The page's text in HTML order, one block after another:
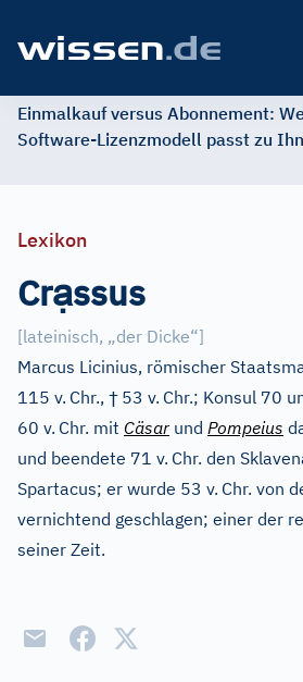
Einmalkauf versus Abonnement:
Software-Lizenzmodell passt zu
Lexikon
Crạssus
[lateinisch, „der Dicke“]
Marcus Licinius, römischer
115 v. Chr., † 53 v. Chr.; Konsul 70
60 v. Chr. mit Cäsar und Pompeius
und beendete 71 v. Chr. den
Spartacus; er wurde 53 v. Chr. von
vernichtend geschlagen; einer der
seiner Zeit.